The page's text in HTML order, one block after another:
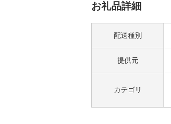
お礼品詳細
配送種別
提供元
カテゴリ